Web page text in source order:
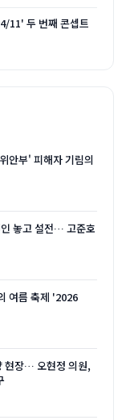
11' 두 번째 콘셉트
안부' 피해자 기림의
놓고 설전… 고준호
여름 축제 '2026
현장… 오현정 의원,